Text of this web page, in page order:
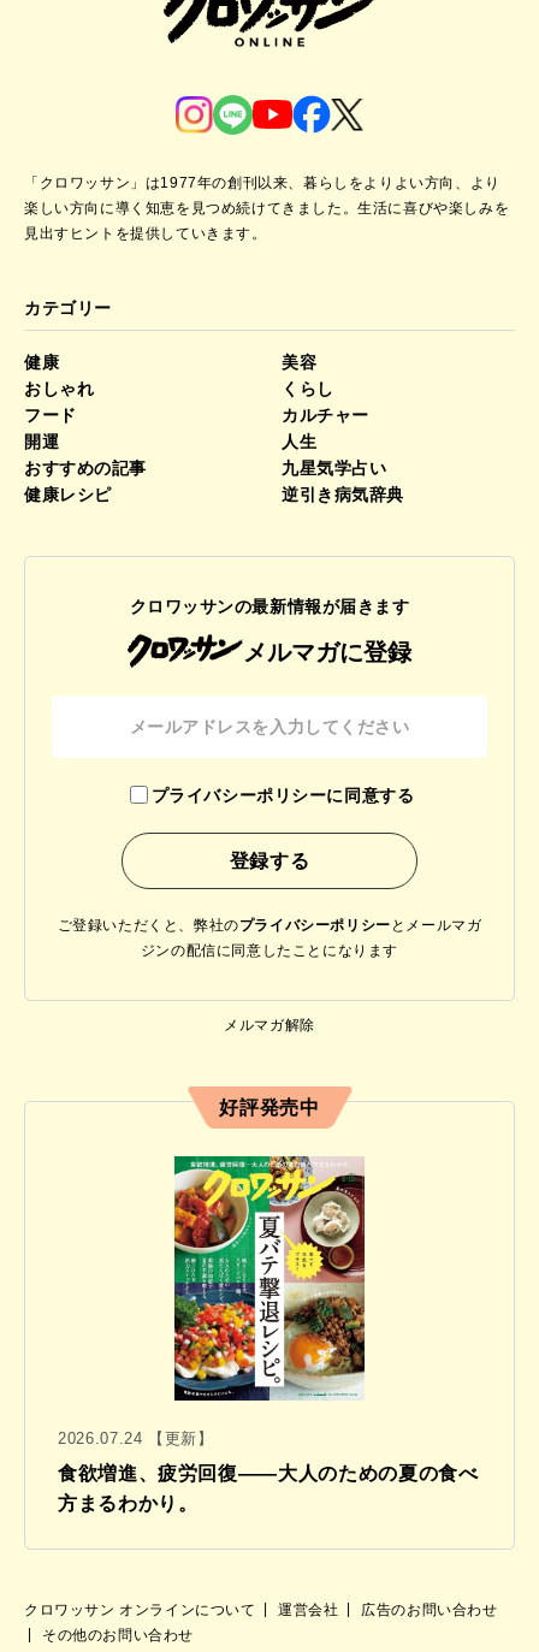
「クロワッサン」は1977年の創刊以来、暮らしをよりよい方向、より
楽しい方向に導く知恵を見つめ続けてきました。生活に喜びや楽しみを
見出すヒントを提供していきます。
カテゴリー
健康
美容
おしゃれ
くらし
フード
カルチャー
開運
人生
おすすめの記事
九星気学占い
健康レシピ
逆引き病気辞典
クロワッサンの最新情報が届きます
メルマガに登録
プライバシーポリシーに同意する
ご登録いただくと、弊社のプライバシーポリシー と メールマガ
ジンの配信に同意したことになります
メルマガ解除
好評発売中
2026.07.24 【更新】
食欲増進、疲労回復——大人のための夏の食べ
方まるわかり。
クロワッサン オンラインについて 運営会社
広告のお問い合わせ
その他のお問い合わせ